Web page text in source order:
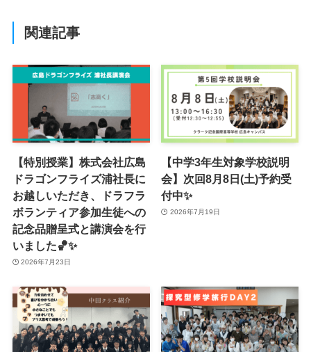
関連記事
【特別授業】株式会社広島
ドラゴンフライズ浦社長に
お越しいただき、ドラフラ
ボランティア参加生徒への
記念品贈呈式と講演会を行
いました🏀✨
2026年7月23日
【中学3年生対象学校説明
会】次回8月8日(土)予約受
付中✨
2026年7月19日